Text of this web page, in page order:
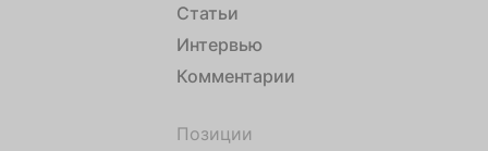
Статьи
Интервью
Комментарии
Позиции